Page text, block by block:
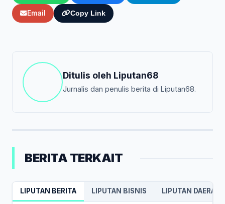
Email Copy Link
Ditulis oleh Liputan68
Jurnalis dan penulis berita di Liputan68.
BERITA TERKAIT
LIPUTAN BERITA LIPUTAN BISNIS LIPUTAN DAERAH